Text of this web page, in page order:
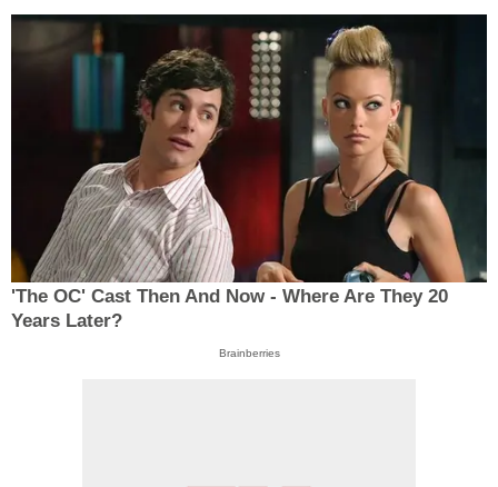
'The OC' Cast Then And Now - Where Are They 20
Years Later?
Brainberries